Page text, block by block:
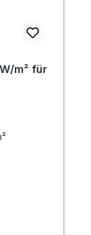
m² für